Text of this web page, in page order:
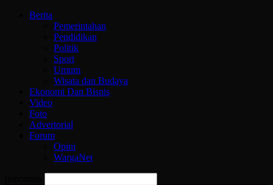
Berita
Pemerintahan
Pendidikan
Politik
Sport
Umum
Wisata dan Budaya
Ekonomi Dan Bisnis
Video
Foto
Advertorial
Forum
Opini
WargaNet